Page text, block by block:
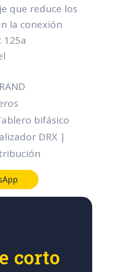
que reduce los
la conexión
bifásico
DRX |
corto